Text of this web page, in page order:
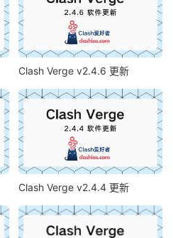
Clash Verge v2.4.6 更新
Clash Verge v2.4.4 更新